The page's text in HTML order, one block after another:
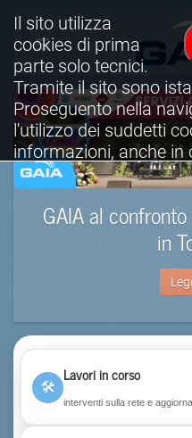
GAIA al
in
🛠
Lavori in corso
interventi sulla rete e
Il sito utilizza
cookies di prima
parte solo tecnici.
Tramite il sito sono
Proseguento nella
l'utilizzo dei suddetti
informazioni, anche in
è possibile consultare
completa.
Visualizza